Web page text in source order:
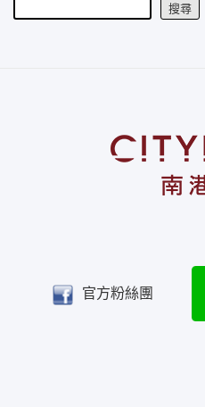
搜尋
官方粉絲團